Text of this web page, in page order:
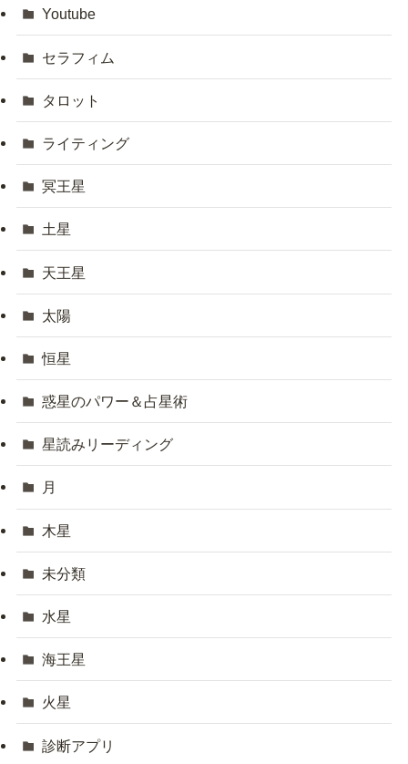
Youtube
セラフィム
タロット
ライティング
冥王星
土星
天王星
太陽
恒星
惑星のパワー＆占星術
星読みリーディング
月
木星
未分類
水星
海王星
火星
診断アプリ